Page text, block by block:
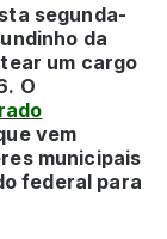
segunda-
da
um cargo
O
vem
municipais
federal para